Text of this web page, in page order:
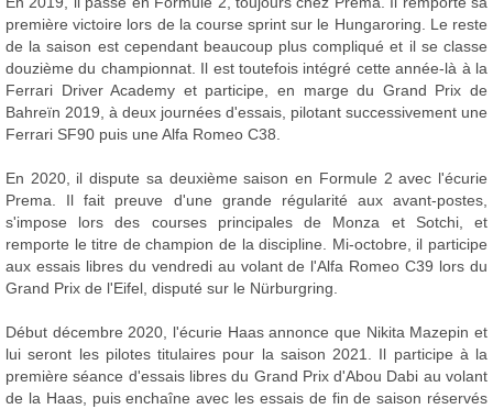
première victoire lors de la course sprint sur le Hungaroring. Le reste
de la saison est cependant beaucoup plus compliqué et il se classe
douzième du championnat. Il est toutefois intégré cette année-là à la
Ferrari Driver Academy et participe, en marge du Grand Prix de
Bahreïn 2019, à deux journées d'essais, pilotant successivement une
Ferrari SF90 puis une Alfa Romeo C38.
En 2020, il dispute sa deuxième saison en Formule 2 avec l'écurie
Prema. Il fait preuve d'une grande régularité aux avant-postes,
s'impose lors des courses principales de Monza et Sotchi, et
remporte le titre de champion de la discipline. Mi-octobre, il participe
aux essais libres du vendredi au volant de l'Alfa Romeo C39 lors du
Grand Prix de l'Eifel, disputé sur le Nürburgring.
Début décembre 2020, l'écurie Haas annonce que Nikita Mazepin et
lui seront les pilotes titulaires pour la saison 2021. Il participe à la
première séance d'essais libres du Grand Prix d'Abou Dabi au volant
de la Haas, puis enchaîne avec les essais de fin de saison réservés